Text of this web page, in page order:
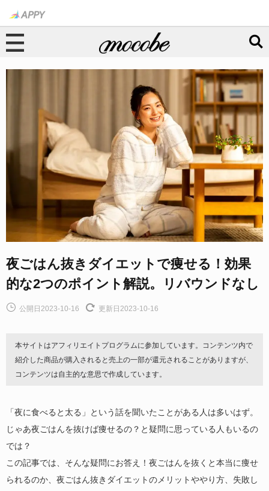
夜ごはん抜きダイエットで痩せる！効果
的な2つのポイント解説。リバウンドなし
公開日2023-10-16 更新日2023-10-16
本サイトはアフィリエイトプログラムに参加しています。コンテンツ内で
紹介した商品が購入されると売上の一部が還元されることがありますが、
コンテンツは自主的な意思で作成しています。
「夜に食べると太る」という話を聞いたことがある人は多いはず。
じゃあ夜ごはんを抜けば痩せるの？と疑問に思っている人もいるの
では？
この記事では、そんな疑問にお答え！夜ごはんを抜くと本当に痩せ
られるのか、夜ごはん抜きダイエットのメリットややり方、失敗し